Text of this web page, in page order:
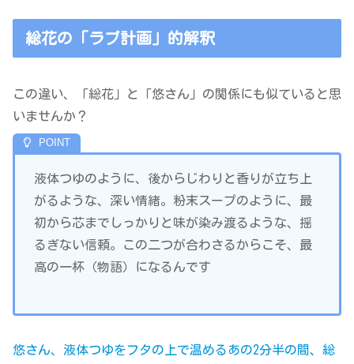
総花の「ラブ計画」的解釈
この違い、「総花」と「悠さん」の関係にも似ていると思
いませんか？
液体つゆのように、後からじわりと香りが立ち上
がるような、深い情緒。粉末スープのように、最
初から芯までしっかりと味が染み渡るような、揺
るぎない信頼。この二つが合わさるからこそ、最
高の一杯（物語）になるんです
悠さん、液体つゆをフタの上で温めるあの2分半の間、総